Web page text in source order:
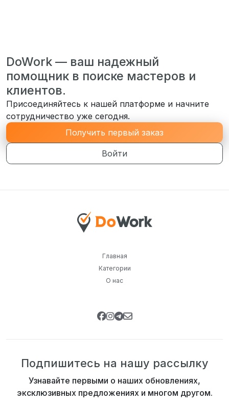
DoWork — ваш надежный
помощник в поиске мастеров и
клиентов.
Присоединяйтесь к нашей платформе и начните
сотрудничество уже сегодня.
Получить первый заказ
Войти
Главная
Категории
О нас
Подпишитесь на нашу рассылку
Узнавайте первыми о наших обновлениях,
эксклюзивных предложениях и многом другом.